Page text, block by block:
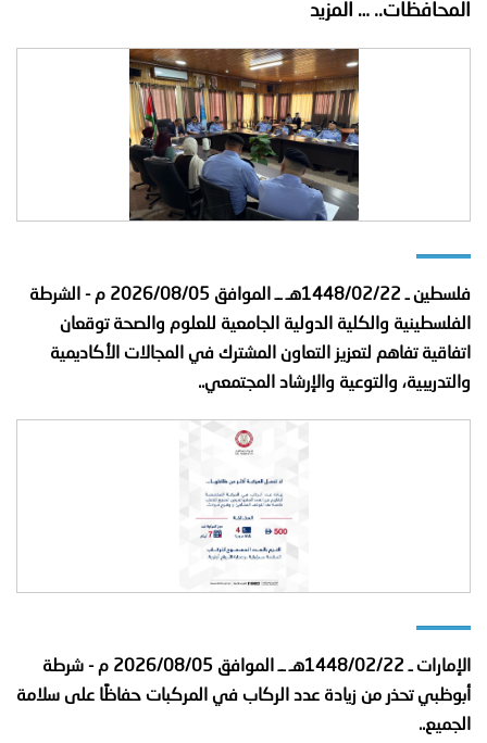
المحافظات.. … المزيد
فلسطين ـ 1448/02/22هـ ــ الموافق 2026/08/05 م - الشرطة
الفلسطينية والكلية الدولية الجامعية للعلوم والصحة توقعان
اتفاقية تفاهم لتعزيز التعاون المشترك في المجالات الأكاديمية
والتدريبية، والتوعية والإرشاد المجتمعي..
الإمارات ـ 1448/02/22هـ ــ الموافق 2026/08/05 م - شرطة
أبوظبي تحذر من زيادة عدد الركاب في المركبات حفاظًا على سلامة
الجميع..